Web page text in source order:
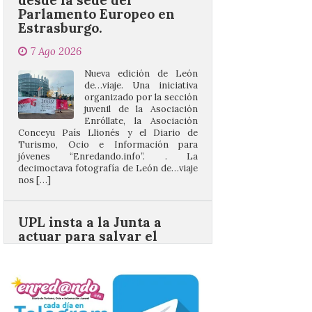
7 Ago 2026
Nueva edición de León
de…viaje. Una iniciativa
Enróllate, la Asociación
Conceyu País Llionés y el Diario de
Turismo, Ocio e Información para
jóvenes “Enredando.info”. . La
decimoctava fotografía de León de…viaje
nos […]
UPL insta a la Junta a
actuar para salvar el
BIC en estado de ruina
7 Ago 2026
Cultural abandonado
desde 1949. Los
procuradores leonesistas